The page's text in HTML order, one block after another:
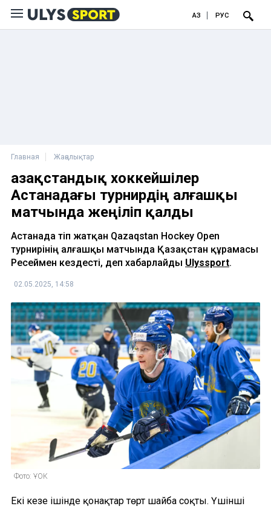
ҚАЗ РУС
Главная Жаңалықтар
Қазақстандық хоккейшілер
Астанадағы турнирдің алғашқы
матчында жеңіліп қалды
Астанада өтіп жатқан Qazaqstan Hockey Open
турнирінің алғашқы матчында Қазақстан құрамасы
Ресеймен кездесті, деп хабарлайды Ulyssport.
02.05.2025, 14:58
Фото: ҰОК
Екі кезең ішінде қонақтар төрт шайба соқты. Үшінші